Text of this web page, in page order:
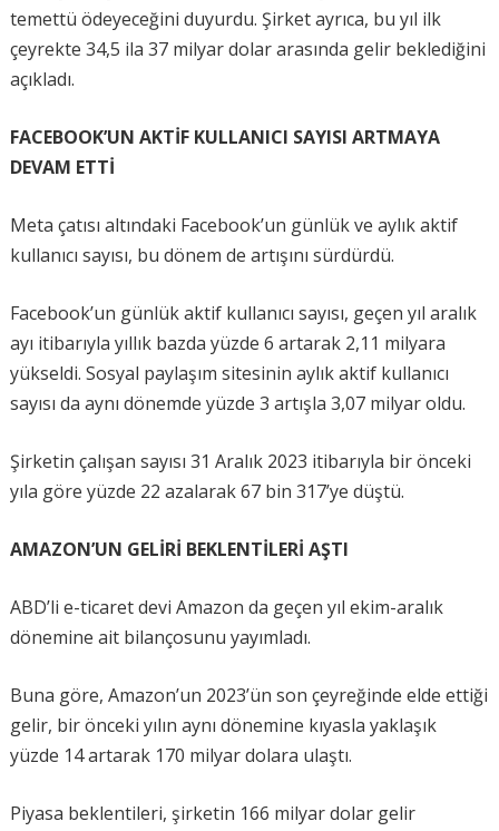
temettü ödeyeceğini duyurdu. Şirket ayrıca, bu yıl ilk
çeyrekte 34,5 ila 37 milyar dolar arasında gelir beklediğini
açıkladı.
FACEBOOK’UN AKTİF KULLANICI SAYISI ARTMAYA
DEVAM ETTİ
Meta çatısı altındaki Facebook’un günlük ve aylık aktif
kullanıcı sayısı, bu dönem de artışını sürdürdü.
Facebook’un günlük aktif kullanıcı sayısı, geçen yıl aralık
ayı itibarıyla yıllık bazda yüzde 6 artarak 2,11 milyara
yükseldi. Sosyal paylaşım sitesinin aylık aktif kullanıcı
sayısı da aynı dönemde yüzde 3 artışla 3,07 milyar oldu.
Şirketin çalışan sayısı 31 Aralık 2023 itibarıyla bir önceki
yıla göre yüzde 22 azalarak 67 bin 317’ye düştü.
AMAZON’UN GELİRİ BEKLENTİLERİ AŞTI
ABD’li e-ticaret devi Amazon da geçen yıl ekim-aralık
dönemine ait bilançosunu yayımladı.
Buna göre, Amazon’un 2023’ün son çeyreğinde elde ettiği
gelir, bir önceki yılın aynı dönemine kıyasla yaklaşık
yüzde 14 artarak 170 milyar dolara ulaştı.
Piyasa beklentileri, şirketin 166 milyar dolar gelir